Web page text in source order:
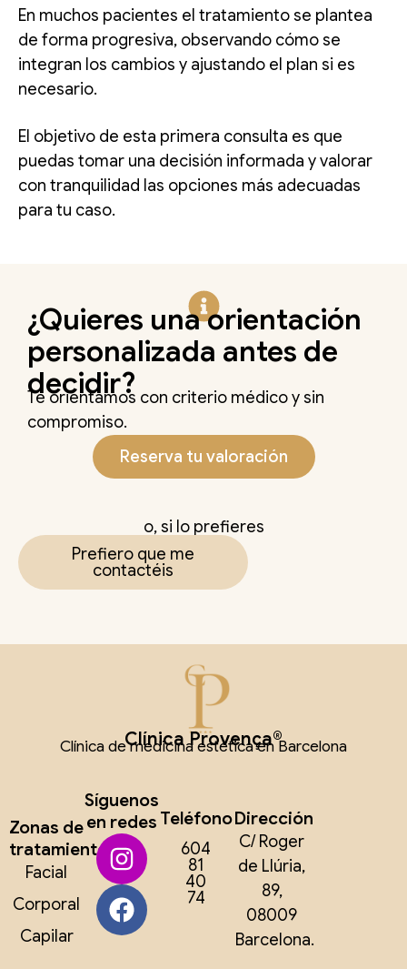
En muchos pacientes el tratamiento se plantea
de forma progresiva, observando cómo se
integran los cambios y ajustando el plan si es
necesario.
El objetivo de esta primera consulta es que
puedas tomar una decisión informada y valorar
con tranquilidad las opciones más adecuadas
para tu caso.
¿Quieres una orientación
personalizada antes de
decidir?
Te orientamos con criterio médico y sin
compromiso.
Reserva tu valoración
o, si lo prefieres
Prefiero que me
contactéis
Clínica Provença®
Clínica de medicina estética en Barcelona
Zonas de
tratamiento
Facial
Corporal
Capilar
Síguenos
en redes Teléfono
604
81
40
74
Dirección
C/ Roger
de Llúria,
89,
08009
Barcelona.